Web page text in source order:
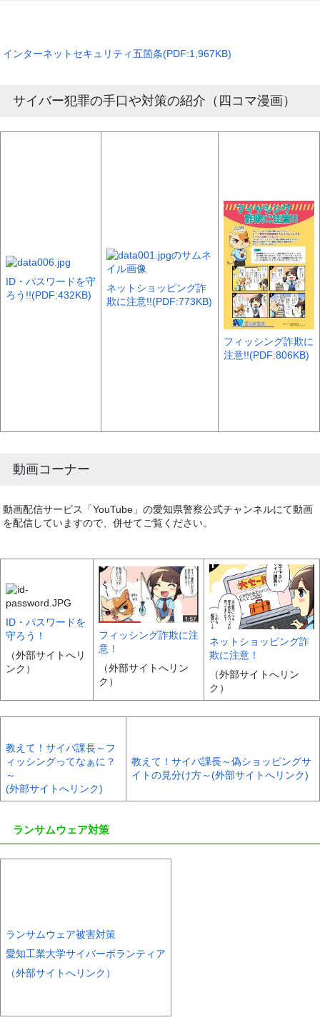
インターネットセキュリティ五箇条(PDF:1,967KB)
サイバー犯罪の手口や対策の紹介（四コマ漫画）
ID・パスワードを守
ろう!!(PDF:432KB)
ネットショッピング詐
欺に注意!!(PDF:773KB)
フィッシング詐欺に
注意!!(PDF:806KB)
動画コーナー
動画配信サービス「YouTube」の愛知県警察公式チャンネルにて動画
を配信していますので、併せてご覧ください。
ID・パスワードを
守ろう！
（外部サイトへリ
ンク）
フィッシング詐欺に注
意！
（外部サイトへリン
ク）
ネットショッピング詐
欺に注意！
（外部サイトへリン
ク）
教えて！サイバ課長～フ
ィッシングってなぁに？
～
(外部サイトへリンク)
教えて！サイバ課長～偽ショッピングサ
イトの見分け方～(外部サイトへリンク)
ランサムウェア対策
ランサムウェア被害対策
愛知工業大学サイバーボランティア
（外部サイトへリンク）